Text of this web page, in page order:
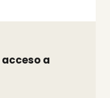
acceso a